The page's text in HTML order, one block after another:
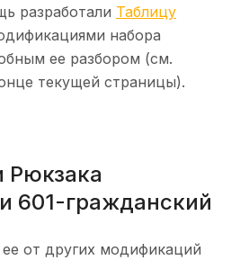
разработали Таблицу
набора
ее разбором (см.
текущей страницы).
Рюкзака
601-гражданский
от других модификаций